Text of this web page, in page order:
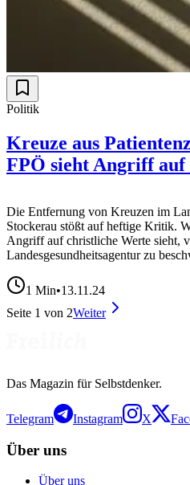
Politik
Kreuze aus
FPÖ sieht Angriff
Die Entfernung von Kreuzen im
Stockerau stößt auf heftige Kritik.
Angriff auf christliche Werte sieht,
Landesgesundheitsagentur zu
1 Min•13.11.24
Seite 1 von 2Weiter
Das Magazin für Selbstdenker.
Telegram Instagram X
Über uns
Über uns